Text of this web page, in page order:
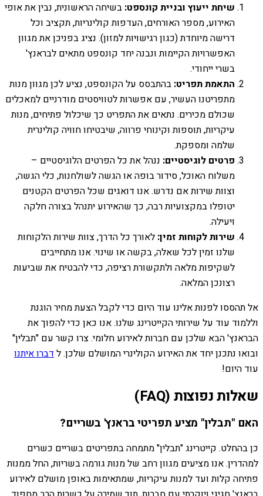
שיחת ייעוץ ובניית קונספט: בשיחה הראשונית, נבין את אופי
האירוע, מספר האורחים, העדפות קולינריות, תקציב וכל
דרישה מיוחדת (כגון רגישויות למזון). נציג בפניכן את מגוון
האפשרויות הקיימות ונבנה יחד קונספט מתאים לבראנץ'
בשרי ייחודי.
התאמת תפריט: בהתבסס על הקונספט, נציע לכן מגוון מנות
מתפריטנו העשיר, עם אפשרות לטוויסטים מודרניים למאכלים
שכולם מכירים. נתאים את התפריט כך שיכלול פתיחים, מנות
עיקריות, תוספות וקינוחי פרווה, שיבטיחו חוויה קולינרית
שלמה ומספקת.
פרטים לוגיסטיים: ננהל את כל הפרטים הלוגיסטיים –
משלוח האוכל, סידור בופה או הגשה לשולחנות, כלי הגשה,
וצוות שירות אם נדרש. אנו דואגים שכל הפרטים הקטנים
יטופלו במקצועיות רבה, כך שהאירוע יתנהל בצורה חלקה
ויעילה.
שירות לקוחות זמין: לאורך כל הדרך, צוות שירות הלקוחות
שלנו זמין לכל שאלה, בקשה או שינוי. אנו מתחייבים
לשקיפות מלאה ולתקשורת רציפה, כדי להבטיח את שביעות
רצונכן המלאה.
אל תהססו לפנות אלינו עוד היום כדי לקבל הצעת מחיר הוגנת
וללמוד עוד על שירותי הקייטרינג שלנו. אנו כאן כדי להפוך את
הבראנץ' הבא שלכן עם חברות לאירוע חלומי. צרו קשר עם "תבלין"
ובואו נתכנן יחד את האירוע הקולינרי המושלם שלכן. לדברו איתנו
עוד היום!
שאלות נפוצות (FAQ)
האם "תבלין" מציע תפריטי בראנץ' בשריים?
כן בהחלט. קייטרינג "תבלין" מתמחה בתפריטים בשריים כשרים
למהדרין. אנו מציעים מגוון רחב של מנות גורמה בשריות, החל ממנות
פתיחה קלות ועד למנות עיקריות, שמתאימות באופן מושלם לאירוע